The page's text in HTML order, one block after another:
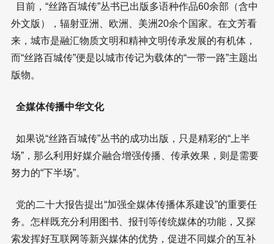
目前，“丝路百城传”丛书已出版多语种作品60余部（含中
外文版），辐射亚洲、欧洲、美洲20余个国家。在文芳看
来，城市是融汇物质文明和精神文明传承发展的有机体，
而“丝路百城传”便是以城市传记为载体的“一带一路”主题出
版物。
全媒体传播中华文化
如果说“丝路百城传”丛书的成功出版，只是精彩的“上半
场”，那么利用好媒介融合增强传播、传承效果，则是需要
努力的“下半场”。
党的二十大报告提出“加强全媒体传播体系建设”的重要任
务。怎样既充分利用图书、报刊等传统媒体的功能，又探
索发挥好互联网等新兴媒体的优势，促进不同媒介的互补